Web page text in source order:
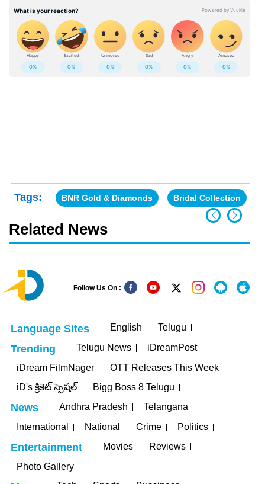
Tags: BNR Gold & Diamonds Bridal Collection
Related News
Follow Us On :
Language Sites English Telugu
Trending Telugu News
iDreamPost
iDream FilmNager
OTT Releases This Week
iD's క్రికెట్ స్పెషల్
Bigg Boss 8 Telugu
News Andhra Pradesh
Telangana
International
National Crime Politics
Entertainment Movies
Reviews
Photo Gallery